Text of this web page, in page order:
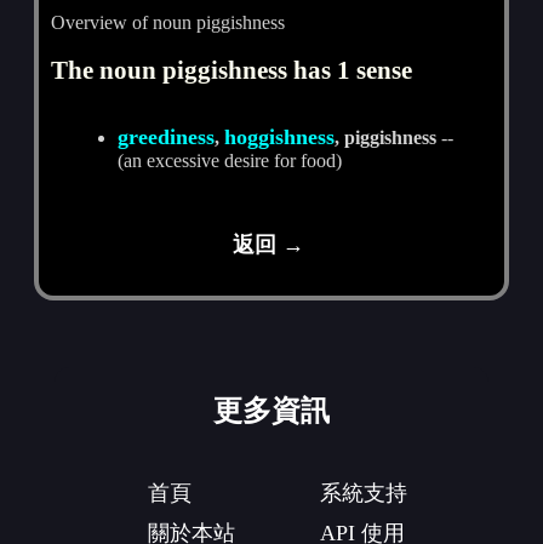
Overview of noun piggishness
The noun piggishness has 1 sense
greediness,hoggishness, piggishness --
(an excessive desire for food)
返回 →
更多資訊
首頁
關於本站
系統支持
API 使用